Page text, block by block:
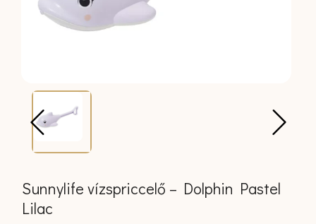
Sunnylife vízspriccelő – Dolphin Pastel
Lilac